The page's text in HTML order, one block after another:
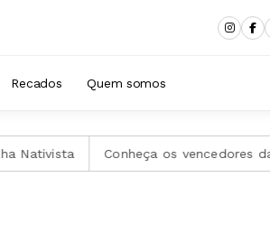
Recados Quem somos
Conheça os vencedores da 40ª